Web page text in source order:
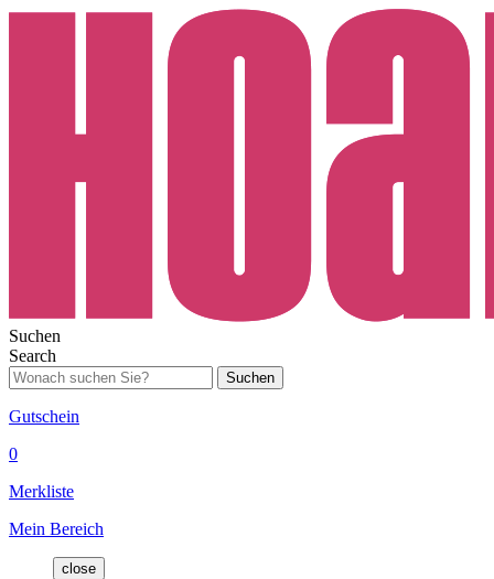
Suchen
Search
Suchen
Gutschein
0
Merkliste
Mein Bereich
close